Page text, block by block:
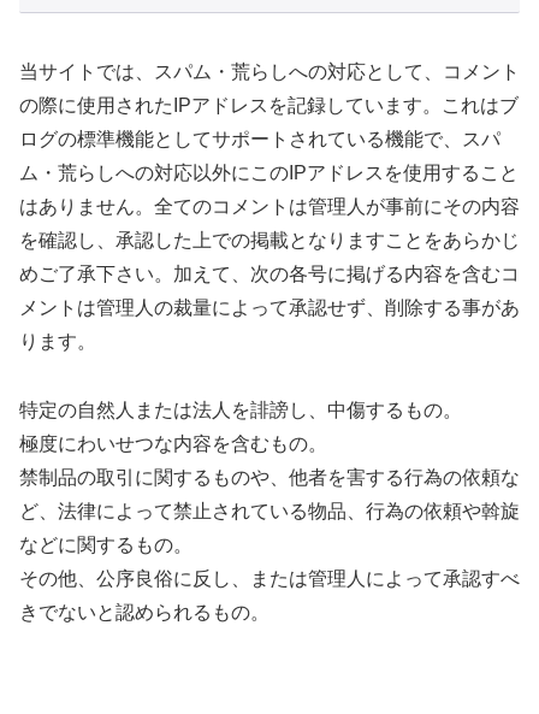
当サイトでは、スパム・荒らしへの対応として、コメント
の際に使用されたIPアドレスを記録しています。これはブ
ログの標準機能としてサポートされている機能で、スパ
ム・荒らしへの対応以外にこのIPアドレスを使用すること
はありません。全てのコメントは管理人が事前にその内容
を確認し、承認した上での掲載となりますことをあらかじ
めご了承下さい。加えて、次の各号に掲げる内容を含むコ
メントは管理人の裁量によって承認せず、削除する事があ
ります。
特定の自然人または法人を誹謗し、中傷するもの。
極度にわいせつな内容を含むもの。
禁制品の取引に関するものや、他者を害する行為の依頼な
ど、法律によって禁止されている物品、行為の依頼や斡旋
などに関するもの。
その他、公序良俗に反し、または管理人によって承認すべ
きでないと認められるもの。